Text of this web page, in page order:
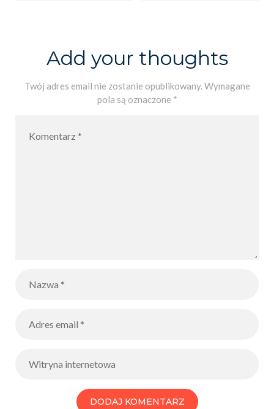
Plastycznego
„Jan Paweł II –
Apostoł
IM. KATARZY
NY KRACIK
Add your thoughts
Twój adres email nie zostanie opublikowany.Wymagane
pola są oznaczone *